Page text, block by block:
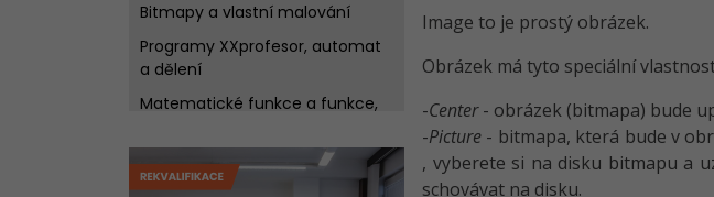
Bitmapy a vlastní malování
Programy XXprofesor, automat
a dělení
Matematické funkce a funkce,
RES soubory a INI soubory
Image to je prostý obrázek.
Obrázek má tyto speciální
-Center- obrázek (bitmapa) bude
-Picture - bitmapa, která bude v
, vyberete si na disku bitmapu a
schovávat na disku.